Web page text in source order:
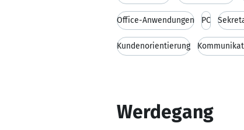
Office-Anwendungen PC
Kundenorientierung
Werdegang